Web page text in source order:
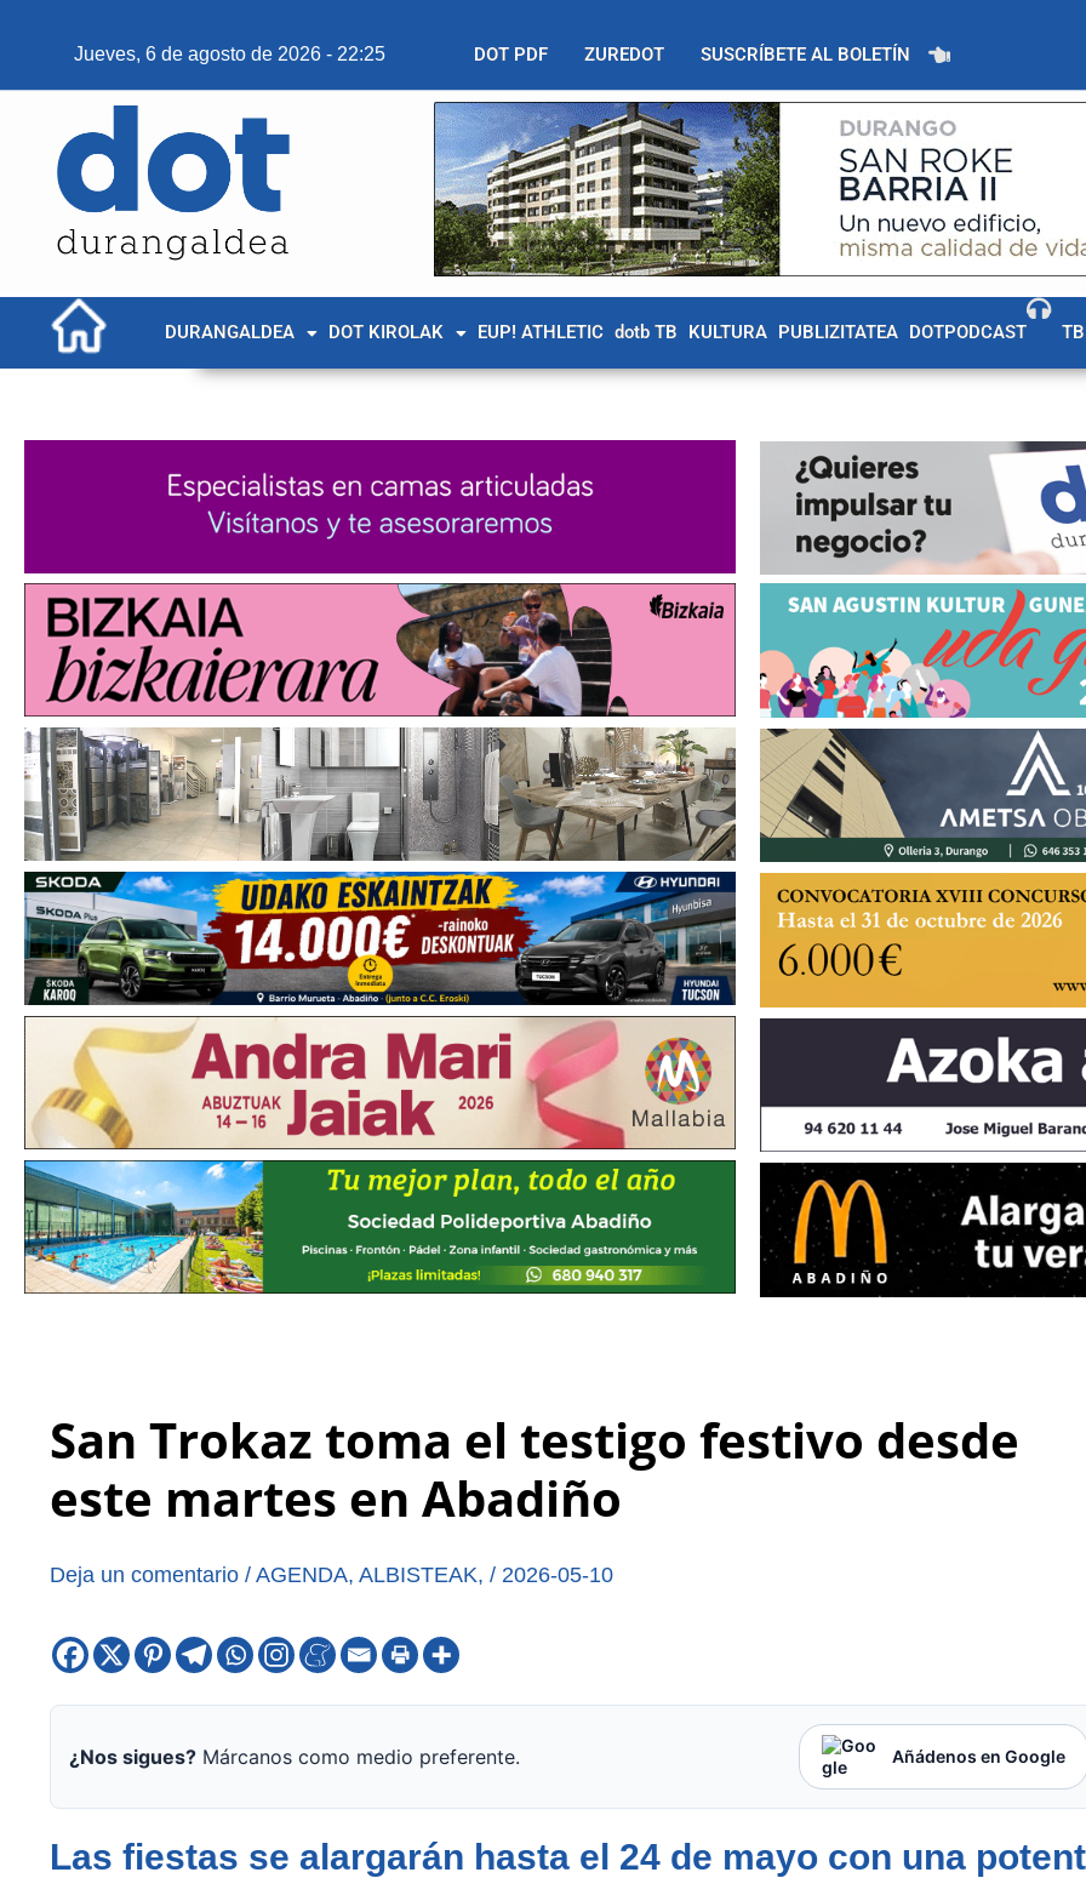
Jueves, 6 de agosto de 2026 - 22:25 DOT PDF ZUREDOT SUSCRÍBETE AL BOLETÍN
DURANGALDEA DOT KIROLAK EUP! ATHLETIC dotb TB KULTURA PUBLIZITATEA DOTPODCAST
San Trokaz toma el testigo festivo desde
este martes en Abadiño
Deja un comentario / AGENDA, ALBISTEAK, / 2026-05-10
¿Nos sigues?Márcanos como medio preferente. Añádenos en Google
Las fiestas se alargarán hasta el 24 de mayo con una